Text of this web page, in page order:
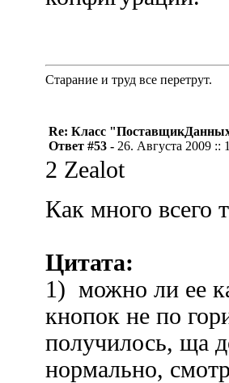
Старание и труд все перетрут.
Re: Класс
Ответ #53 - 26. Августа 2009 ::
2 Zealot
Как много всего
Цитата:
1) можно ли ее
кнопок не по
получилось, ща
нормально,